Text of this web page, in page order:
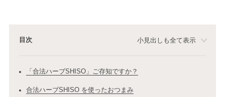
目次 小見出しも全て表示
「合法ハーブSHISO」ご存知ですか？
合法ハーブSHISO を使ったおつまみ